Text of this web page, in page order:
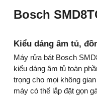
Bosch
Kiểu dáng âm tủ,
Máy rửa bát Bosch
kiểu dáng âm tủ toàn
trọng cho mọi không
máy có thể lắp đặt gọn